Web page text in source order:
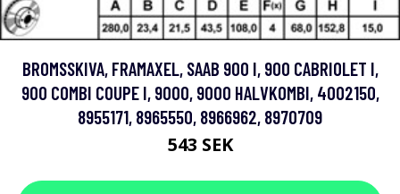
BROMSSKIVA, FRAMAXEL, SAAB 900 I, 900 CABRIOLET I,
900 COMBI COUPE I, 9000, 9000 HALVKOMBI, 4002150,
8955171, 8965550, 8966962, 8970709
543 SEK